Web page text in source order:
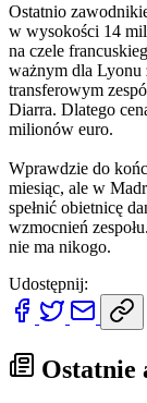
Ostatnio
w wysokości 14
na czele
ważnym dla Lyonu
transferowym
Diarra. Dlatego
milionów euro.
Wprawdzie do
miesiąc, ale w
spełnić obietnicę
wzmocnień
nie ma nikogo.
Udostępnij:
Ostatnie